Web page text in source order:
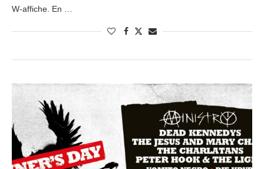
W-affiche. En …